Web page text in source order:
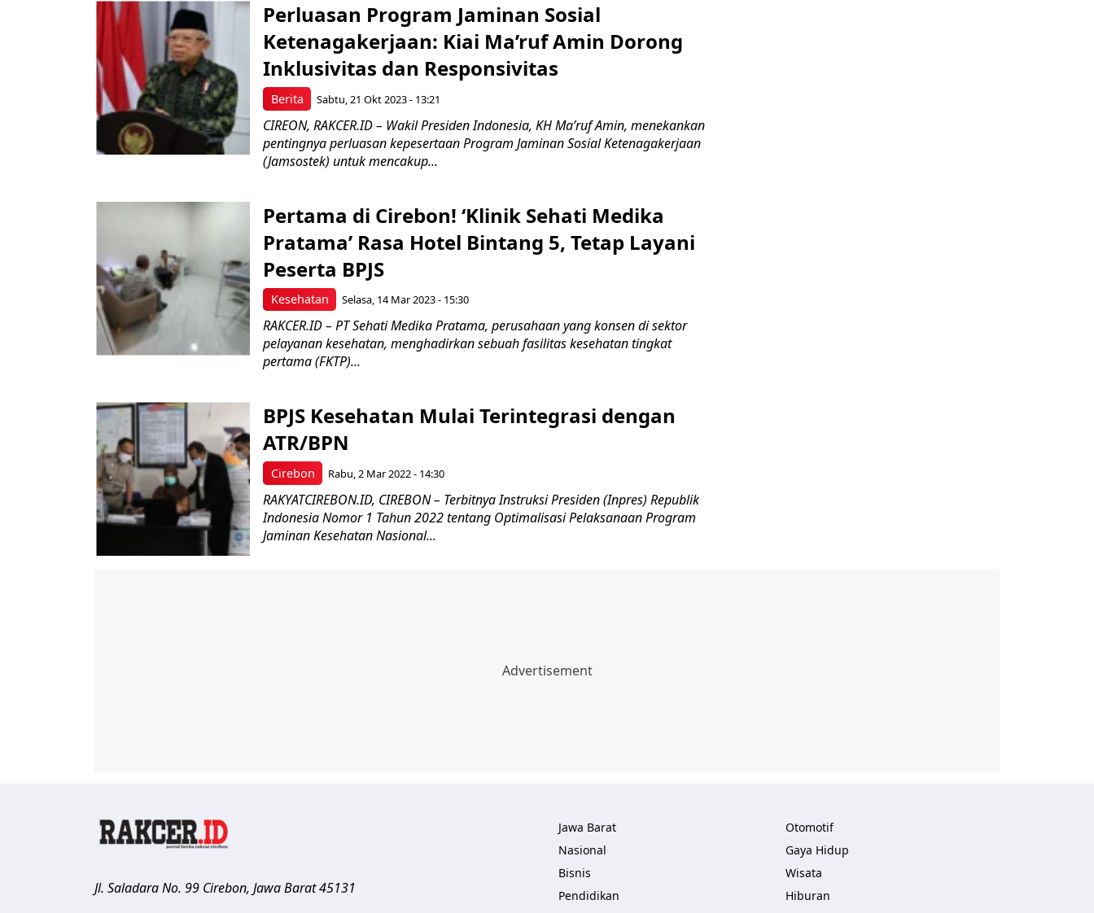
Berita
Perluasan Program Jaminan Sosial
Ketenagakerjaan: Kiai Ma’ruf Amin Dorong
Inklusivitas dan Responsivitas
Sabtu, 21 Okt 2023 - 13:21
CIREON, RAKCER.ID – Wakil Presiden Indonesia, KH Ma’ruf Amin, menekankan
pentingnya perluasan kepesertaan Program Jaminan Sosial Ketenagakerjaan
(Jamsostek) untuk mencakup...
Kesehatan
Pertama di Cirebon! ‘Klinik Sehati Medika
Pratama’ Rasa Hotel Bintang 5, Tetap Layani
Peserta BPJS
Selasa, 14 Mar 2023 - 15:30
RAKCER.ID – PT Sehati Medika Pratama, perusahaan yang konsen di sektor
pelayanan kesehatan, menghadirkan sebuah fasilitas kesehatan tingkat
pertama (FKTP)...
Cirebon
BPJS Kesehatan Mulai Terintegrasi dengan
ATR/BPN
Rabu, 2 Mar 2022 - 14:30
RAKYATCIREBON.ID, CIREBON – Terbitnya Instruksi Presiden (Inpres) Republik
Indonesia Nomor 1 Tahun 2022 tentang Optimalisasi Pelaksanaan Program
Jaminan Kesehatan Nasional...
Jl. Saladara No. 99 Cirebon, Jawa Barat45131
Jawa Barat
Nasional
Bisnis
Pendidikan
Otomotif
Gaya Hidup
Wisata
Hiburan